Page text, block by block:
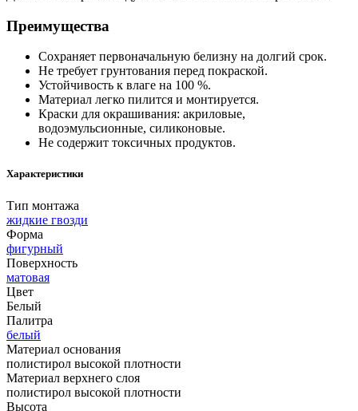
Преимущества
Сохраняет первоначальную белизну на долгий срок.
Не требует грунтования перед покраской.
Устойчивость к влаге на 100 %.
Материал легко пилится и монтируется.
Краски для окрашивания: акриловые,
водоэмульсионные, силиконовые.
Не содержит токсичных продуктов.
Характеристики
Тип монтажа
жидкие гвозди
Форма
фигурный
Поверхность
матовая
Цвет
Белый
Палитра
белый
Материал основания
полистирол высокой плотности
Материал верхнего слоя
полистирол высокой плотности
Высота